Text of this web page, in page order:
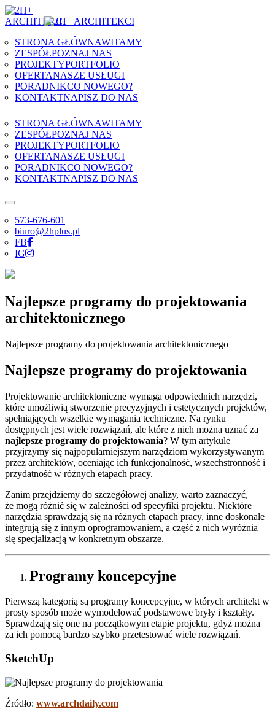
Skip to content
STRONA GŁÓWNAWITAMY
ZESPÓŁPOZNAJ NAS
PROJEKTYPORTFOLIO
OFERTANASZE USŁUGI
PORADNIKCO NOWEGO?
KONTAKTNAPISZ DO NAS
STRONA GŁÓWNAWITAMY
ZESPÓŁPOZNAJ NAS
PROJEKTYPORTFOLIO
OFERTANASZE USŁUGI
PORADNIKCO NOWEGO?
KONTAKTNAPISZ DO NAS
573-676-601
biuro@2hplus.pl
FB
IG
Najlepsze programy do projektowania
architektonicznego
Najlepsze programy do projektowania architektonicznego
Najlepsze programy do projektowania
Projektowanie architektoniczne wymaga odpowiednich narzędzi,
które umożliwią stworzenie precyzyjnych i estetycznych projektów,
spełniających wszelkie wymagania techniczne. Na rynku
dostępnych jest wiele rozwiązań, ale które z nich można uznać za
najlepsze programy do projektowania? W tym artykule
przyjrzymy się najpopularniejszym narzędziom wykorzystywanym
przez architektów, oceniając ich funkcjonalność, wszechstronność i
przydatność w różnych etapach pracy.
Zanim przejdziemy do szczegółowej analizy, warto zaznaczyć,
że mogą różnić się w zależności od specyfiki projektu. Niektóre
narzędzia sprawdzają się na różnych etapach pracy, inne doskonale
integrują się z innym oprogramowaniem, a część z nich wyróżnia
się specjalizacją w konkretnym obszarze.
Programy koncepcyjne
Pierwszą kategorią są programy koncepcyjne, w których architekt w
prosty sposób może wymodelować podstawowe bryły i kształty.
Sprawdzają się one na początkowym etapie projektu, gdyż można
za ich pomocą bardzo szybko przetestować wiele rozwiązań.
SketchUp
Źródło: www.archdaily.com